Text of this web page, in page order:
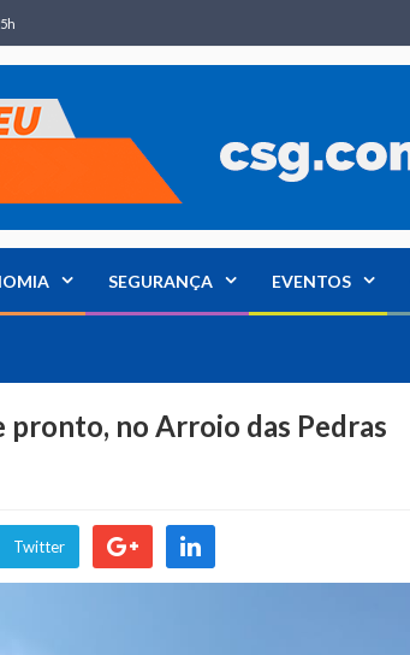
SEGURANÇA EVENTOS
no Arroio das Pedras
Twitter